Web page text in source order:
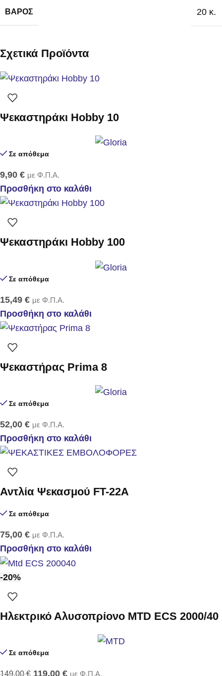
ΒΆΡΟΣ 20 κ.
Σχετικά Προϊόντα
Ψεκαστηράκι Hobby 10
Σε απόθεμα
9,90 € με Φ.Π.Α.
Προσθήκη στο καλάθι
Ψεκαστηράκι Hobby 100
Σε απόθεμα
15,49 € με Φ.Π.Α.
Προσθήκη στο καλάθι
Ψεκαστήρας Prima 8
Σε απόθεμα
52,00 € με Φ.Π.Α.
Προσθήκη στο καλάθι
Αντλία Ψεκασμού FT-22Α
Σε απόθεμα
75,00 € με Φ.Π.Α.
Προσθήκη στο καλάθι
-20%
Ηλεκτρικό Αλυσοπρίονο MTD ECS 2000/40
Σε απόθεμα
149,00€ 119,00 € με Φ.Π.Α.